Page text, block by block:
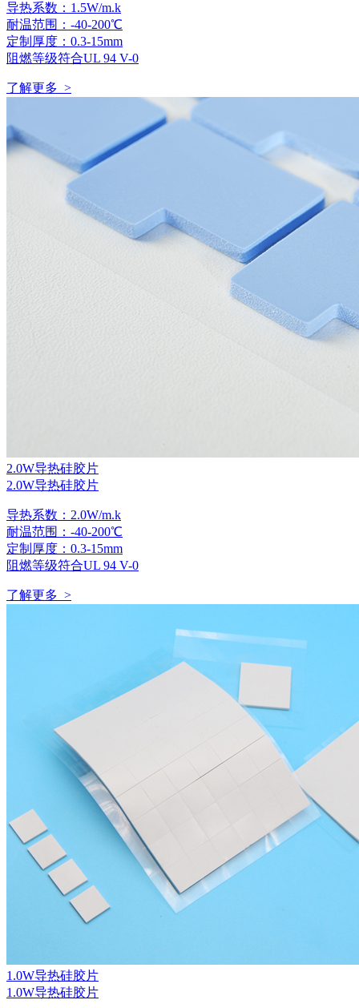
导热系数：1.5W/m.k
耐温范围：-40-200℃
定制厚度：0.3-15mm
阻燃等级符合UL 94 V-0
了解更多 >
2.0W导热硅胶片
2.0W导热硅胶片
导热系数：2.0W/m.k
耐温范围：-40-200℃
定制厚度：0.3-15mm
阻燃等级符合UL 94 V-0
了解更多 >
1.0W导热硅胶片
1.0W导热硅胶片